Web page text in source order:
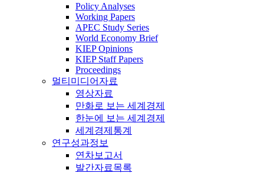
Policy Analyses
Working Papers
APEC Study Series
World Economy Brief
KIEP Opinions
KIEP Staff Papers
Proceedings
멀티미디어자료
영상자료
만화로 보는 세계경제
한눈에 보는 세계경제
세계경제통계
연구성과정보
연차보고서
발간자료목록